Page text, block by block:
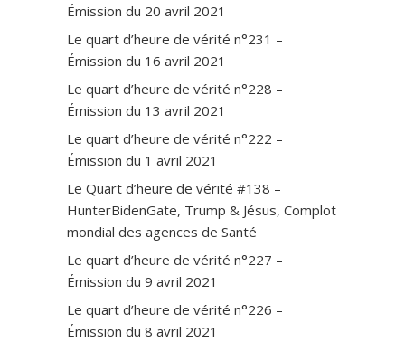
Émission du 20 avril 2021
Le quart d’heure de vérité n°231 –
Émission du 16 avril 2021
Le quart d’heure de vérité n°228 –
Émission du 13 avril 2021
Le quart d’heure de vérité n°222 –
Émission du 1 avril 2021
Le Quart d’heure de vérité #138 –
HunterBidenGate, Trump & Jésus, Complot
mondial des agences de Santé
Le quart d’heure de vérité n°227 –
Émission du 9 avril 2021
Le quart d’heure de vérité n°226 –
Émission du 8 avril 2021